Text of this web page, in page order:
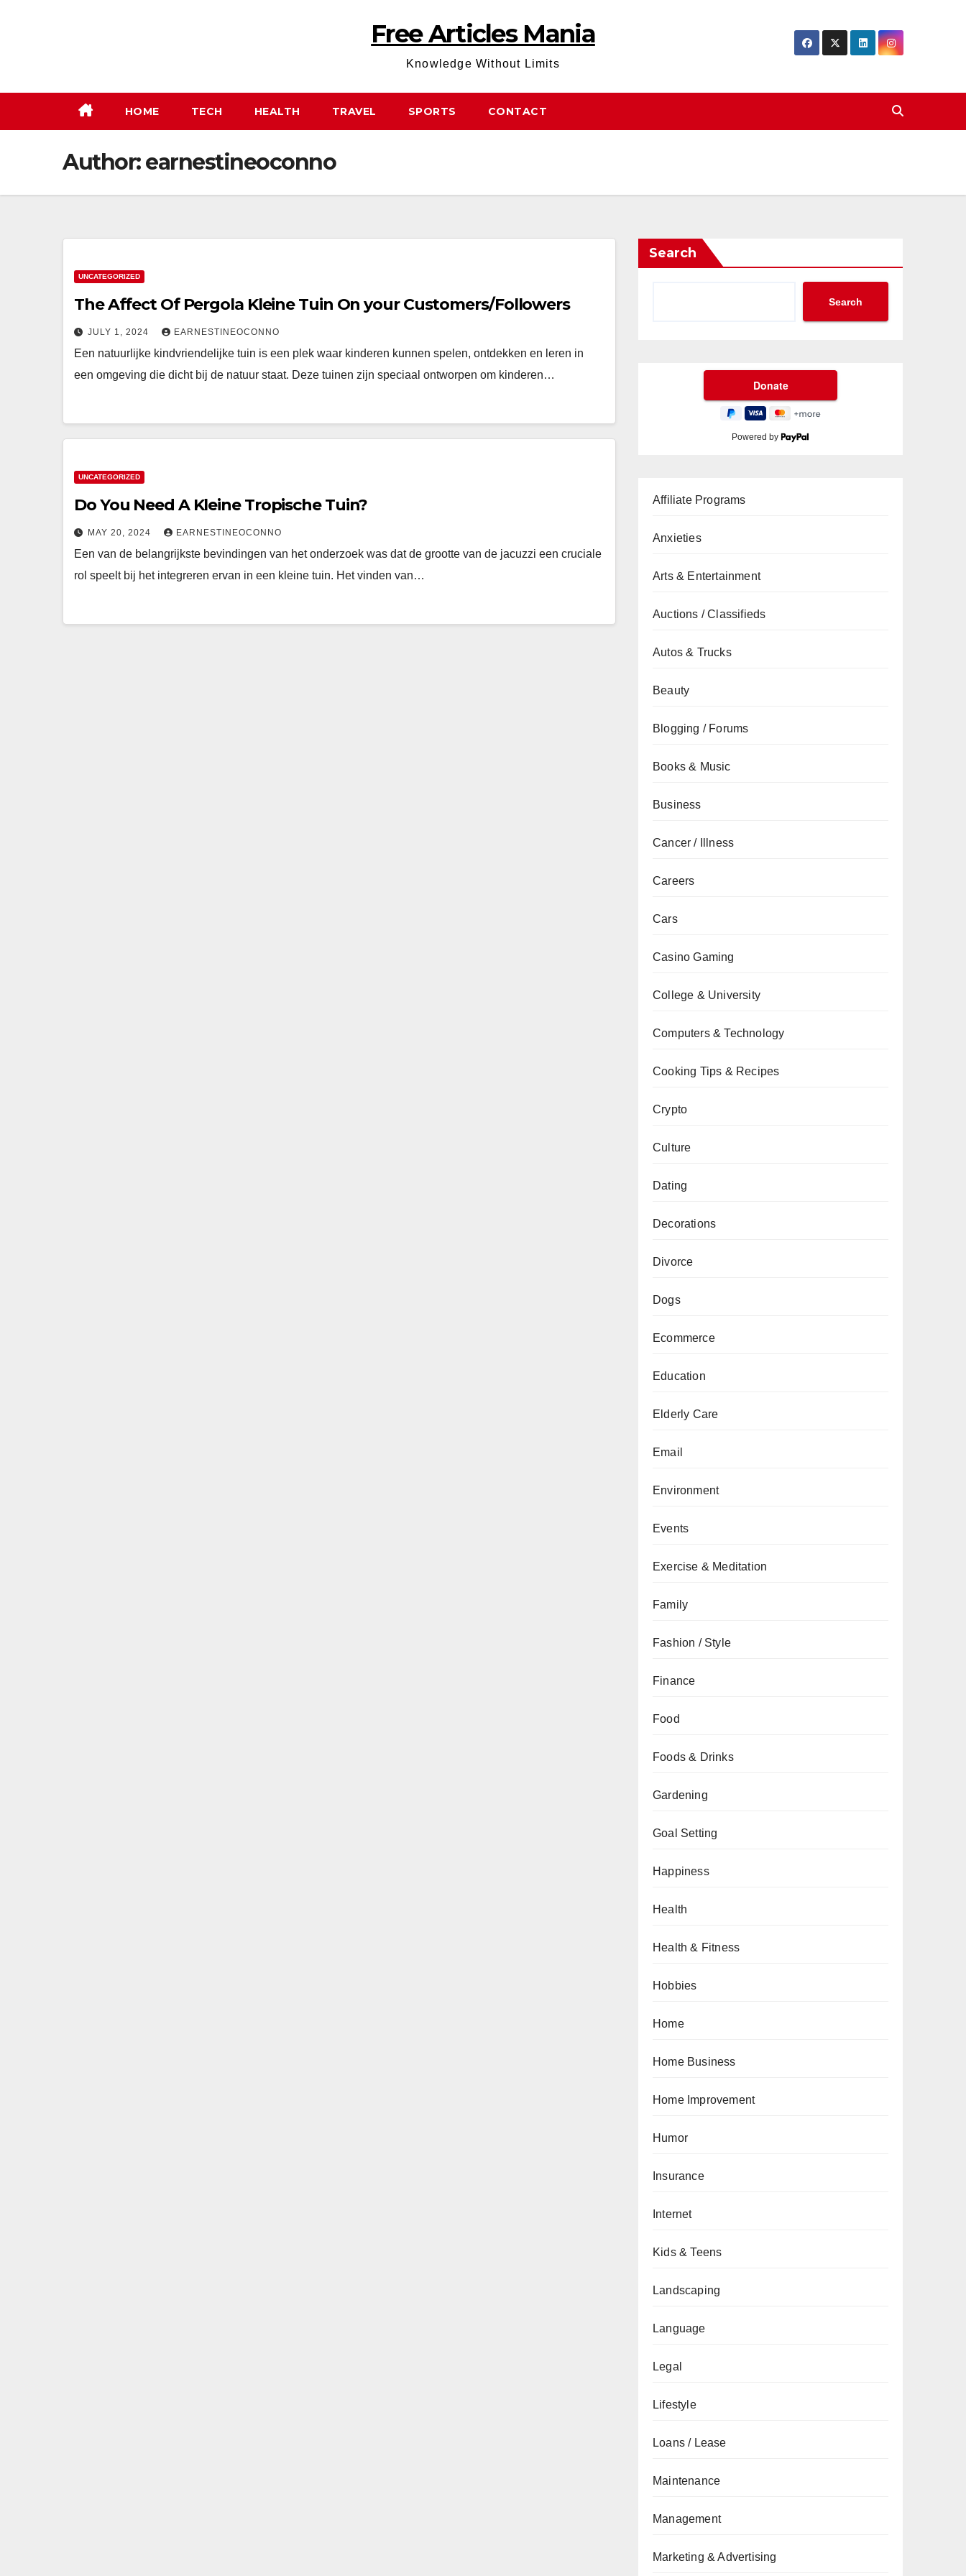
Free Articles Mania
Knowledge Without Limits
HOME TECH HEALTH TRAVEL SPORTS CONTACT
Author:earnestineoconno
UNCATEGORIZED
The Affect Of Pergola Kleine Tuin On your Customers/Followers
JULY 1, 2024 EARNESTINEOCONNO
Een natuurlijke kindvriendelijke tuin is een plek waar kinderen kunnen spelen, ontdekken en leren in
een omgeving die dicht bij de natuur staat. Deze tuinen zijn speciaal ontworpen om kinderen…
UNCATEGORIZED
Do You Need A Kleine Tropische Tuin?
MAY 20, 2024 EARNESTINEOCONNO
Een van de belangrijkste bevindingen van het onderzoek was dat de grootte van de jacuzzi een cruciale
rol speelt bij het integreren ervan in een kleine tuin. Het vinden van…
Search
Search
Powered by
Affiliate Programs
Anxieties
Arts & Entertainment
Auctions / Classifieds
Autos & Trucks
Beauty
Blogging / Forums
Books & Music
Business
Cancer / Illness
Careers
Cars
Casino Gaming
College & University
Computers & Technology
Cooking Tips & Recipes
Crypto
Culture
Dating
Decorations
Divorce
Dogs
Ecommerce
Education
Elderly Care
Email
Environment
Events
Exercise & Meditation
Family
Fashion / Style
Finance
Food
Foods & Drinks
Gardening
Goal Setting
Happiness
Health
Health & Fitness
Hobbies
Home
Home Business
Home Improvement
Humor
Insurance
Internet
Kids & Teens
Landscaping
Language
Legal
Lifestyle
Loans / Lease
Maintenance
Management
Marketing & Advertising